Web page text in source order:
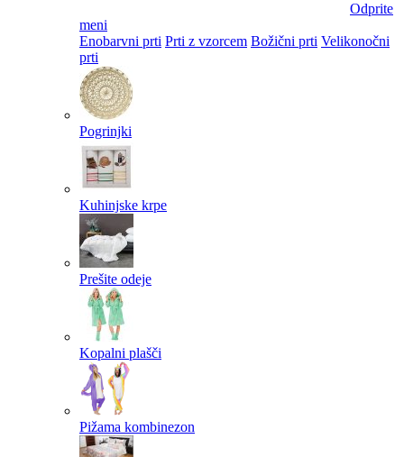
Odprite
meni
Enobarvni prti Prti z vzorcem Božični prti Velikonočni
prti​
Pogrinjki
Kuhinjske krpe
Prešite odeje
Kopalni plašči
Pižama kombinezon